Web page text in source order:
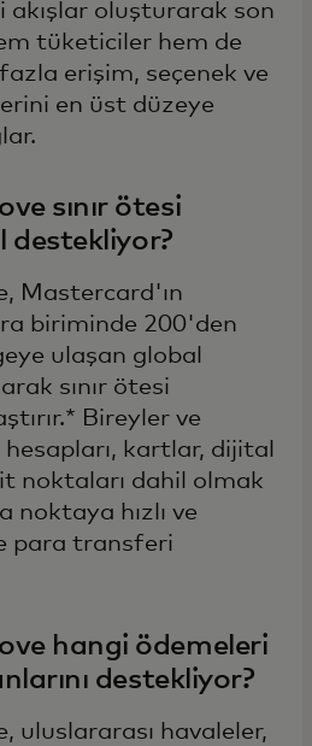
akışlar oluşturarak son
tüketiciler hem de
erişim, seçenek ve
en üst düzeye
sınır ötesi
destekliyor?
Mastercard'ın
biriminde 200'den
ulaşan global
sınır ötesi
Bireyler ve
kartlar, dijital
noktaları dahil olmak
noktaya hızlı ve
para transferi
hangi ödemeleri
destekliyor?
uluslararası havaleler,